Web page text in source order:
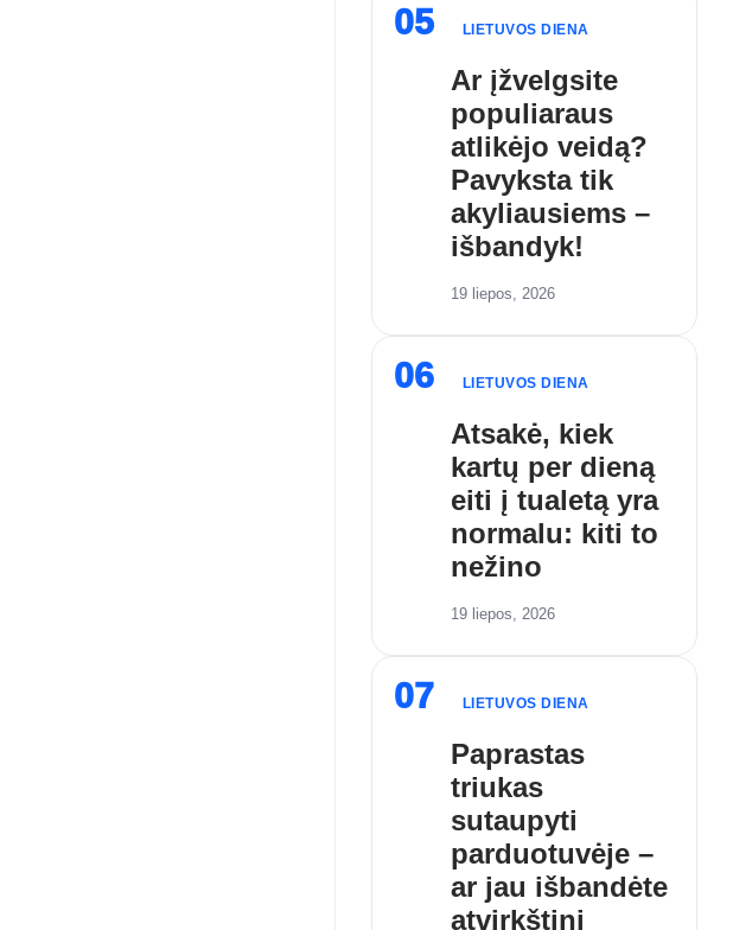
05 LIETUVOS DIENA
Ar įžvelgsite
populiaraus
atlikėjo veidą?
Pavyksta tik
akyliausiems –
išbandyk!
19 liepos, 2026
06 LIETUVOS DIENA
Atsakė, kiek
kartų per dieną
eiti į tualetą yra
normalu: kiti to
nežino
19 liepos, 2026
07 LIETUVOS DIENA
Paprastas
triukas
sutaupyti
parduotuvėje –
ar jau išbandėte
atvirkštinį